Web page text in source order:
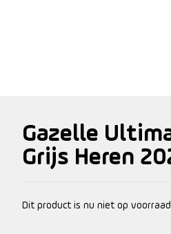
Gazelle
Grijs Heren
Dit product is nu niet op